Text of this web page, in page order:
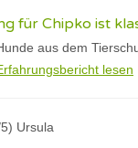
für Chipko ist
aus dem
lesen
Ursula